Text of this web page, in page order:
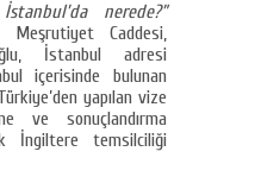
nerede?”
Meşrutiyet Caddesi,
İstanbul adresi
içerisinde bulunan
yapılan vize
ve sonuçlandırma
İngiltere temsilciliği